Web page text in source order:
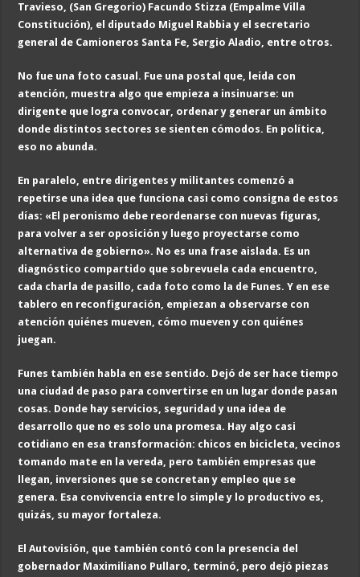
Travieso, (San Gregorio) Facundo Stizza (Empalme Villa
Constitución), el diputado Miguel Rabbia y el secretario
general de Camioneros Santa Fe, Sergio Aladio, entre otros.
No fue una foto casual. Fue una postal que, leída con
atención, muestra algo que empieza a insinuarse: un
dirigente que logra convocar, ordenar y generar un ámbito
donde distintos sectores se sienten cómodos. En política,
eso no abunda.
En paralelo, entre dirigentes y militantes comenzó a
repetirse una idea que funciona casi como consigna de estos
días: «El peronismo debe reordenarse con nuevas figuras,
para volver a ser oposición y luego proyectarse como
alternativa de gobierno». No es una frase aislada. Es un
diagnóstico compartido que sobrevuela cada encuentro,
cada charla de pasillo, cada foto como la de Funes. Y en ese
tablero en reconfiguración, empiezan a observarse con
atención quiénes mueven, cómo mueven y con quiénes
juegan.
Funes también habla en ese sentido. Dejó de ser hace tiempo
una ciudad de paso para convertirse en un lugar donde pasan
cosas. Donde hay servicios, seguridad y una idea de
desarrollo que no es solo una promesa. Hay algo casi
cotidiano en esa transformación: chicos en bicicleta, vecinos
tomando mate en la vereda, pero también empresas que
llegan, inversiones que se concretan y empleo que se
genera. Esa convivencia entre lo simple y lo productivo es,
quizás, su mayor fortaleza.
El Autovisión, que también contó con la presencia del
gobernador Maximiliano Pullaro, terminó, pero dejó piezas